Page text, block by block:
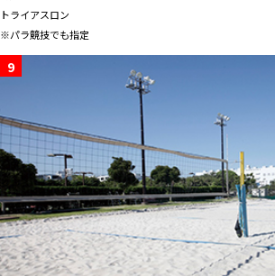
トライアスロン
※パラ競技でも指定
9